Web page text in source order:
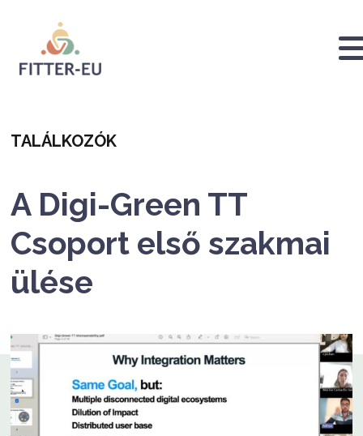
conteúdo
principal
Logo
Categoria
TALÁLKOZÓK
A Digi-Green TT
Csoport első szakmai
ülése